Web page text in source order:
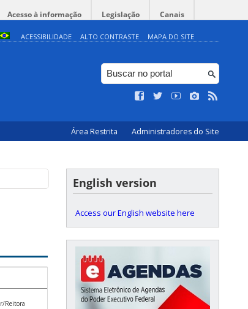
Acesso à informação Legislação Canais
ACESSIBILIDADE ALTO CONTRASTE MAPA DO SITE
Área Restrita Administradores do Site
Reitora
English version
Access our English website here